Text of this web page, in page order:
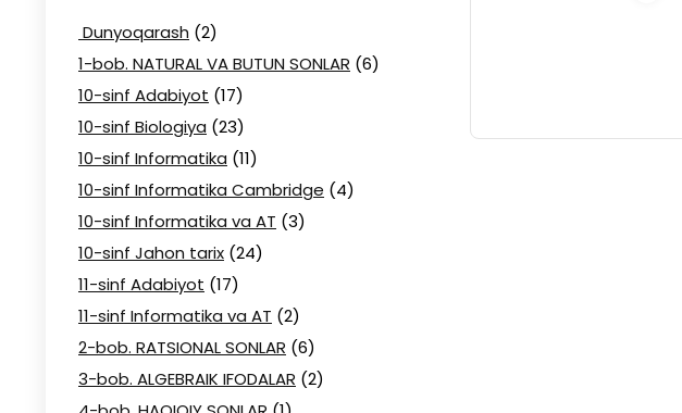
Dunyoqarash (2)
1-bob. NATURAL VA BUTUN SONLAR (6)
10-sinf Adabiyot (17)
10-sinf Biologiya (23)
10-sinf Informatika (11)
10-sinf Informatika Cambridge (4)
10-sinf Informatika va AT (3)
10-sinf Jahon tarix (24)
11-sinf Adabiyot (17)
11-sinf Informatika va AT (2)
2-bob. RATSIONAL SONLAR (6)
3-bob. ALGEBRAIK IFODALAR (2)